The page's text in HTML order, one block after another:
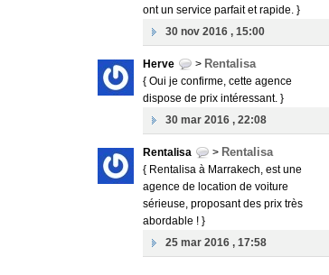
ont un service parfait et rapide. }
30 nov 2016 , 15:00
Herve > Rentalisa
{ Oui je confirme, cette agence
dispose de prix intéressant. }
30 mar 2016 , 22:08
Rentalisa > Rentalisa
{ Rentalisa à Marrakech, est une
agence de location de voiture
sérieuse, proposant des prix très
abordable ! }
25 mar 2016 , 17:58